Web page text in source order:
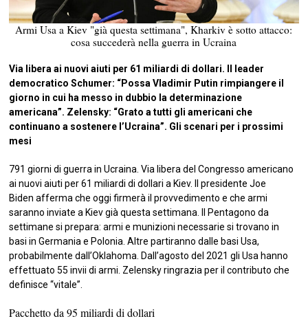
Armi Usa a Kiev "già questa settimana", Kharkiv è sotto attacco:
cosa succederà nella guerra in Ucraina
Via libera ai nuovi aiuti per 61 miliardi di dollari. Il leader
democratico Schumer: “Possa Vladimir Putin rimpiangere il
giorno in cui ha messo in dubbio la determinazione
americana”. Zelensky: “Grato a tutti gli americani che
continuano a sostenere l’Ucraina”. Gli scenari per i prossimi
mesi
791 giorni di guerra in Ucraina. Via libera del Congresso americano
ai nuovi aiuti per 61 miliardi di dollari a Kiev. Il presidente Joe
Biden afferma che oggi firmerà il provvedimento e che armi
saranno inviate a Kiev già questa settimana. Il Pentagono da
settimane si prepara: armi e munizioni necessarie si trovano in
basi in Germania e Polonia. Altre partiranno dalle basi Usa,
probabilmente dall’Oklahoma. Dall’agosto del 2021 gli Usa hanno
effettuato 55 invii di armi. Zelensky ringrazia per il contributo che
definisce “vitale”.
Pacchetto da 95 miliardi di dollari